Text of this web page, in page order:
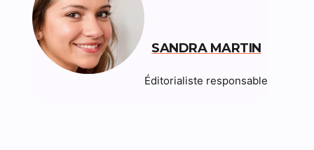
SANDRA MARTIN
Éditorialiste responsable